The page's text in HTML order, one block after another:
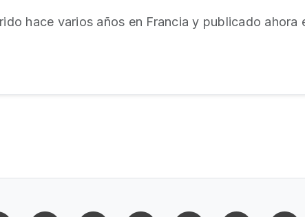
hace varios años en Francia y publicado ahora